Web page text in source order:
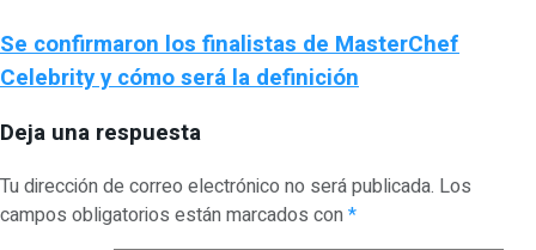
Se confirmaron los finalistas de MasterChef
Celebrity y cómo será la definición
Deja una respuesta
Tu dirección de correo electrónico no será publicada. Los
campos obligatorios están marcados con*